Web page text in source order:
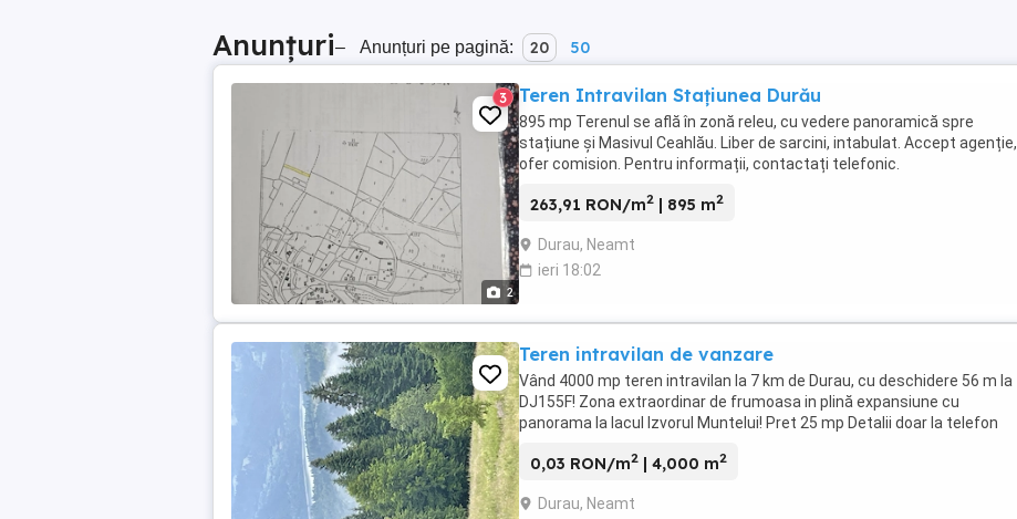
Anunțuri– Anunțuri pe pagină: 20 50
2
3 Teren Intravilan Stațiunea Durău
895 mp Terenul se află în zonă releu, cu vedere panoramică spre
stațiune și Masivul Ceahlău. Liber de sarcini, intabulat. Accept agenție,
ofer comision. Pentru informații, contactați telefonic.
263,91 RON/m2 | 895 m2
Durau, Neamt
ieri 18:02
Teren intravilan de vanzare
Vând 4000 mp teren intravilan la 7 km de Durau, cu deschidere 56 m la
DJ155F! Zona extraordinar de frumoasa in plină expansiune cu
panorama la lacul Izvorul Muntelui! Pret 25 mp Detalii doar la telefon
0,03 RON/m2 | 4,000 m2
Durau, Neamt